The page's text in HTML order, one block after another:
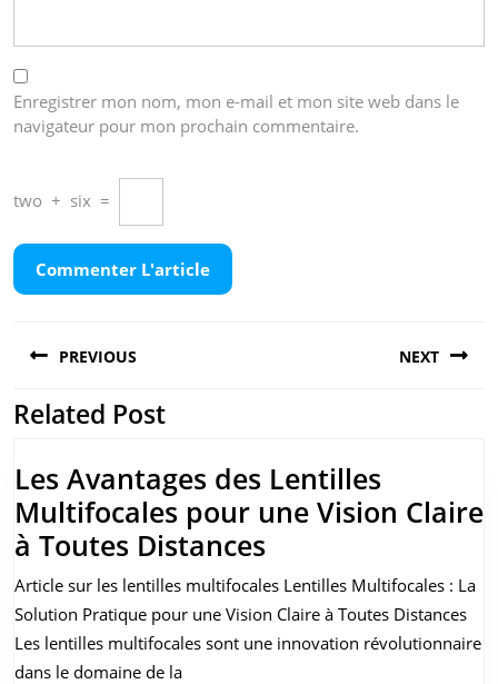
Enregistrer mon nom, mon e-mail et mon site web dans le
navigateur pour mon prochain commentaire.
two + six =
de
l’article
PREVIOUS
Previous
NEXT
Related Post
Les Avantages des Lentilles
Multifocales pour une Vision Claire
à Toutes Distances
Avantages
des
Lentilles
Article sur les lentilles multifocales Lentilles Multifocales : La
Solution Pratique pour une Vision Claire à Toutes Distances
Les lentilles multifocales sont une innovation révolutionnaire
dans le domaine de la